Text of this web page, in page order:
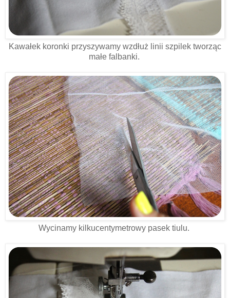
Kawałek koronki przyszywamy wzdłuż linii szpilek tworząc
małe falbanki.
Wycinamy kilkucentymetrowy pasek tiulu.